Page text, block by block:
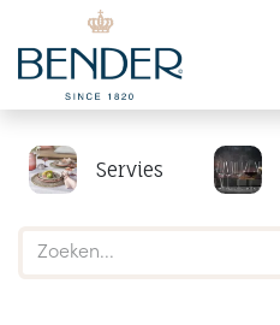
Overslaan naar inhoud
Servies